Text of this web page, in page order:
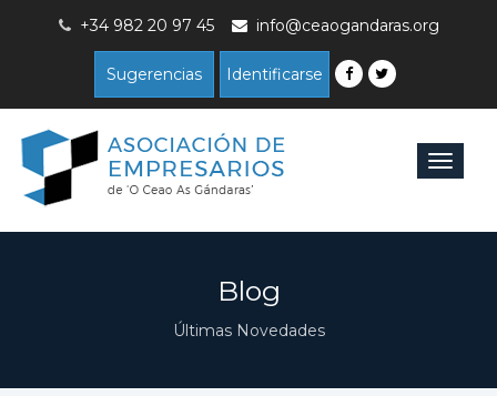
+34 982 20 97 45 info@ceaogandaras.org
Sugerencias Identificarse
Toggle
Blog
Últimas Novedades